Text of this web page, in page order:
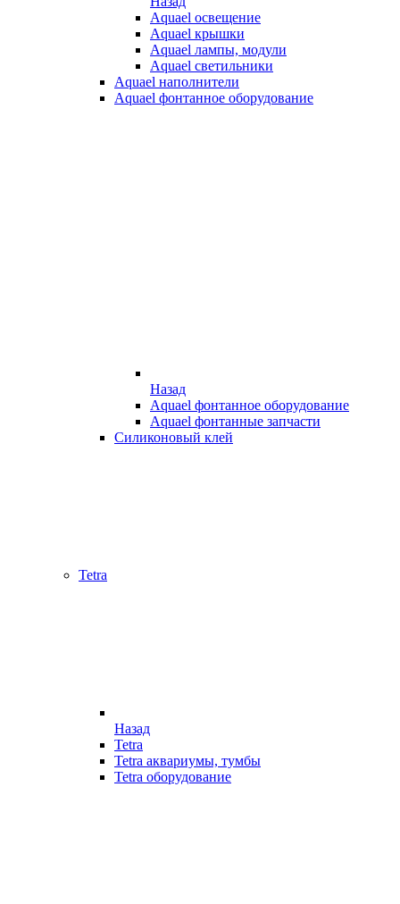
Aquael освещение
Aquael крышки
Aquael лампы, модули
Aquael светильники
Aquael наполнители
Aquael фонтанное оборудование
Назад
Aquael фонтанное оборудование
Aquael фонтанные запчасти
Силиконовый клей
Tetra
Назад
Tetra
Tetra аквариумы, тумбы
Tetra оборудование